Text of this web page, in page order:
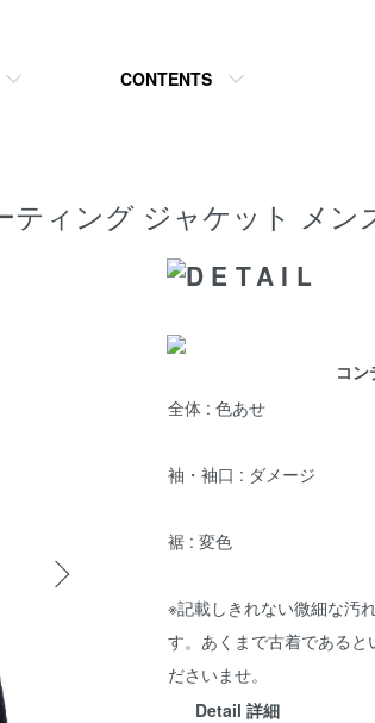
CONTENTS
ィング ジャケット メン
コ
全体 : 色あせ
袖・袖口 : ダメージ
裾 : 変色
※記載しきれない微細な汚
す。あくまで古着であると
ださいませ。
Detail 詳細